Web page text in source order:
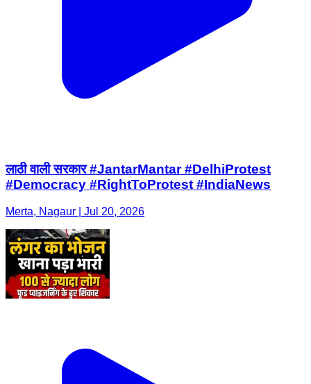
लाठी वाली सरकार #JantarMantar #DelhiProtest
#Democracy #RightToProtest #IndiaNews
Merta, Nagaur | Jul 20, 2026